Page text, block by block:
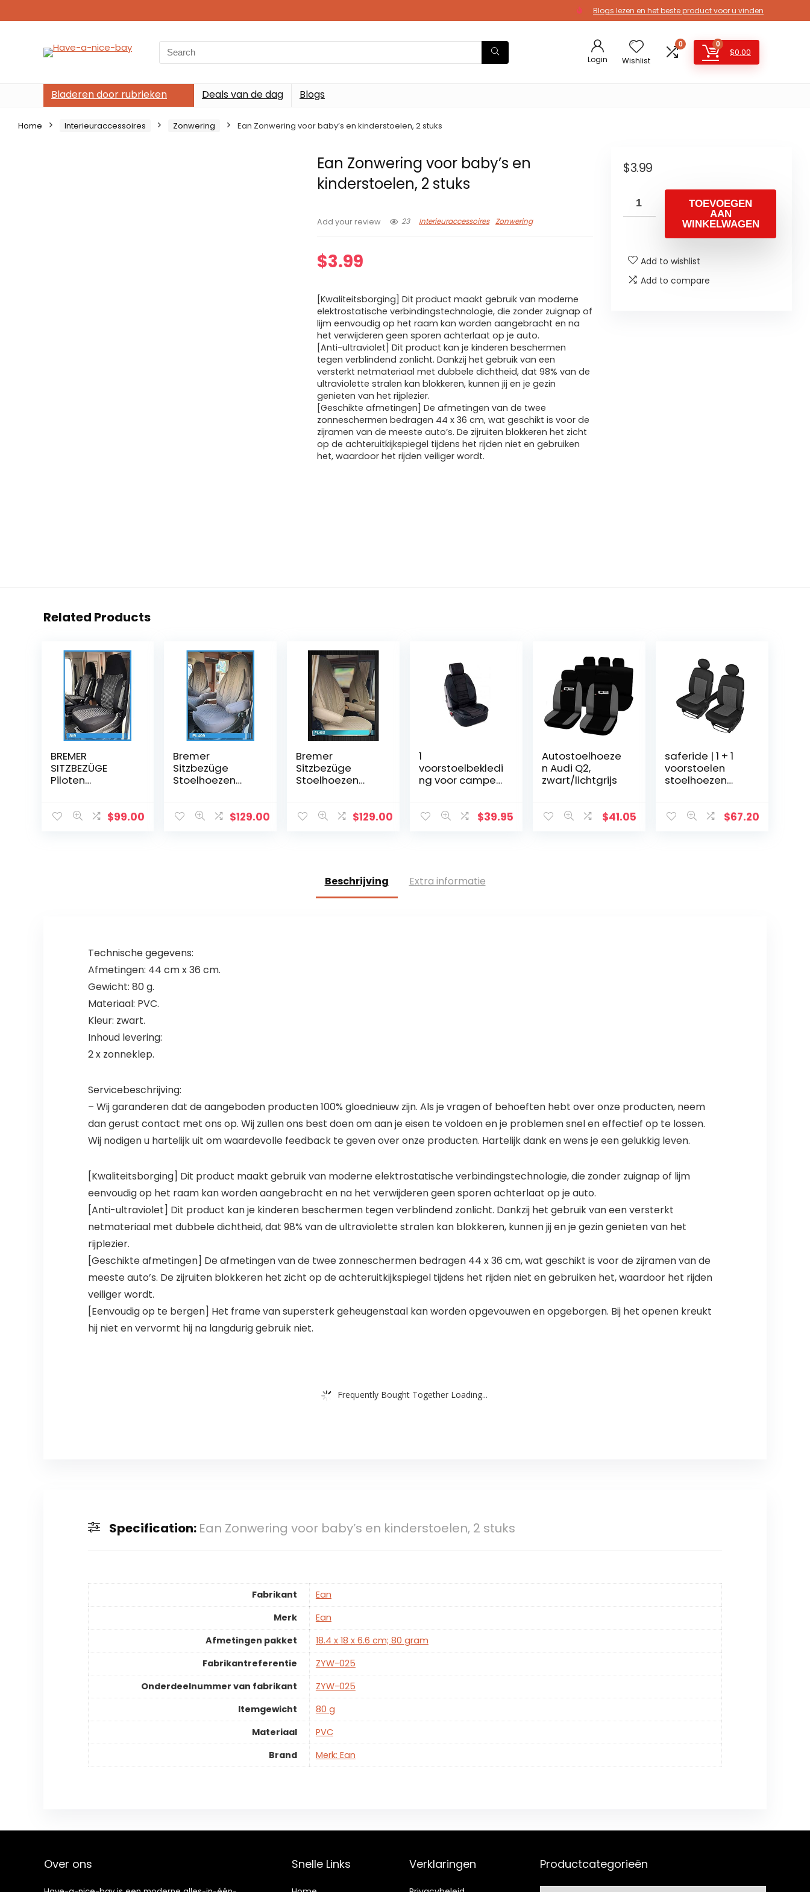
Blogs lezen en het beste product voor u vinden
Search
for:
Login Wishlist
0 0
$0.00
Bladeren door rubrieken Deals van de dag Blogs
Home Interieuraccessoires Zonwering Ean Zonwering voor baby’s en kinderstoelen, 2 stuks
Ean Zonwering voor baby’s en
kinderstoelen, 2 stuks
Add your review 23 Interieuraccessoires Zonwering
$3.99
[Kwaliteitsborging] Dit product maakt gebruik van moderne
elektrostatische verbindingstechnologie, die zonder zuignap of
lijm eenvoudig op het raam kan worden aangebracht en na
het verwijderen geen sporen achterlaat op je auto.
[Anti-ultraviolet] Dit product kan je kinderen beschermen
tegen verblindend zonlicht. Dankzij het gebruik van een
versterkt netmateriaal met dubbele dichtheid, dat 98% van de
ultraviolette stralen kan blokkeren, kunnen jij en je gezin
genieten van het rijplezier.
[Geschikte afmetingen] De afmetingen van de twee
zonneschermen bedragen 44 x 36 cm, wat geschikt is voor de
zijramen van de meeste auto’s. De zijruiten blokkeren het zicht
op de achteruitkijkspiegel tijdens het rijden niet en gebruiken
het, waardoor het rijden veiliger wordt.
$3.99
TOEVOEGEN
AAN
WINKELWAGEN
Add to wishlist
Add to compare
Related Products
BREMER
SITZBEZÜGE
Piloten
camper Ducato
$99.00
Bremer
Sitzbezüge
Stoelhoezen
Ducato type
$129.00
Bremer
Sitzbezüge
Stoelhoezen
Ducato type
$129.00
1
voorstoelbekledi
ng voor camper,
Independent
$39.95
Autostoelhoeze
n Audi Q2,
zwart/lichtgrijs
$41.05
saferide | 1 + 1
voorstoelen
stoelhoezen
n transporter
$67.20
Beschrijving Extra informatie
Technische gegevens:
Afmetingen: 44 cm x 36 cm.
Gewicht: 80 g.
Materiaal: PVC.
Kleur: zwart.
Inhoud levering:
2 x zonneklep.
Servicebeschrijving:
– Wij garanderen dat de aangeboden producten 100% gloednieuw zijn. Als je vragen of behoeften hebt over onze producten, neem
dan gerust contact met ons op. Wij zullen ons best doen om aan je eisen te voldoen en je problemen snel en effectief op te lossen.
Wij nodigen u hartelijk uit om waardevolle feedback te geven over onze producten. Hartelijk dank en wens je een gelukkig leven.
[Kwaliteitsborging] Dit product maakt gebruik van moderne elektrostatische verbindingstechnologie, die zonder zuignap of lijm
eenvoudig op het raam kan worden aangebracht en na het verwijderen geen sporen achterlaat op je auto.
[Anti-ultraviolet] Dit product kan je kinderen beschermen tegen verblindend zonlicht. Dankzij het gebruik van een versterkt
netmateriaal met dubbele dichtheid, dat 98% van de ultraviolette stralen kan blokkeren, kunnen jij en je gezin genieten van het
rijplezier.
[Geschikte afmetingen] De afmetingen van de twee zonneschermen bedragen 44 x 36 cm, wat geschikt is voor de zijramen van de
meeste auto’s. De zijruiten blokkeren het zicht op de achteruitkijkspiegel tijdens het rijden niet en gebruiken het, waardoor het rijden
veiliger wordt.
[Eenvoudig op te bergen] Het frame van supersterk geheugenstaal kan worden opgevouwen en opgeborgen. Bij het openen kreukt
hij niet en vervormt hij na langdurig gebruik niet.
Frequently Bought Together Loading...
Specification: Ean Zonwering voor baby’s en kinderstoelen, 2 stuks
Fabrikant
Ean
Merk
Ean
Afmetingen pakket
18.4 x 18 x 6.6 cm; 80 gram
Fabrikantreferentie
ZYW-025
Onderdeelnummer van fabrikant
ZYW-025
Itemgewicht
80 g
Materiaal
PVC
Brand
Merk: Ean
Over ons Snelle Links Verklaringen Productcategorieën